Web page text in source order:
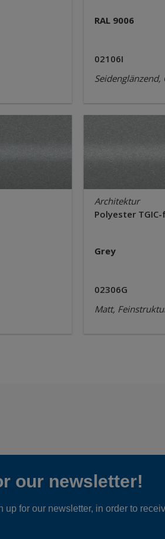
RAL 9006
02106I
Architektur
Polyester
Grey
02306G
Matt,